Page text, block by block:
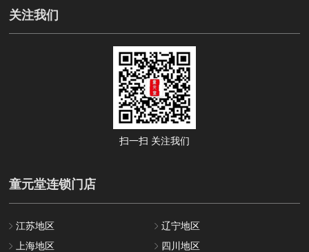
关注我们
扫一扫 关注我们
童元堂连锁门店
江苏地区
辽宁地区
上海地区
四川地区